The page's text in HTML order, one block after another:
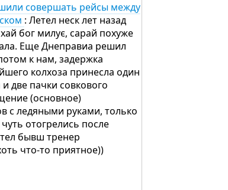
совершать рейсы между
: Летел неск лет назад
бог милує, сарай похуже
Еще Днеправиа решил
к нам, задержка
колхоза принесла один
две пачки совкового
(основное)
с ледяными руками, только
отогрелись после
бывш тренер
что-то приятное))